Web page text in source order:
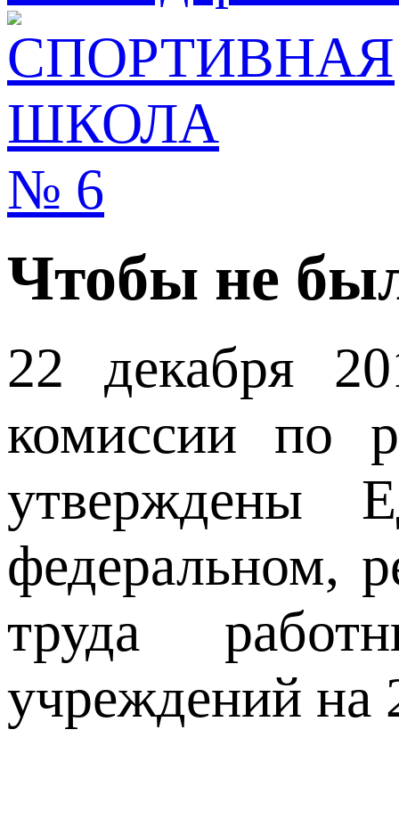
Чтобы не
22 декабря
комиссии по
утверждены
федеральном,
труда
учреждений на